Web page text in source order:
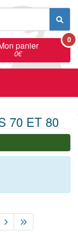
panier
0€
0
70 ET 80